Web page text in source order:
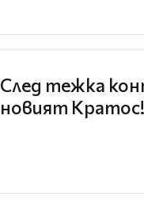
След тежка
новият